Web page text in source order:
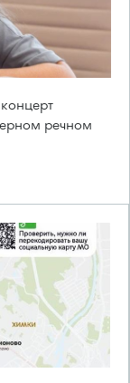
речном